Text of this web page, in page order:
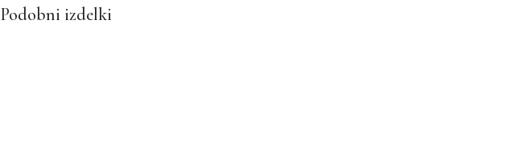
Podobni izdelki